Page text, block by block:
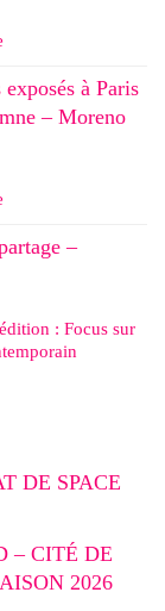
à Paris
– Moreno
–
: Focus sur
DE SPACE
– CITÉ DE
2026